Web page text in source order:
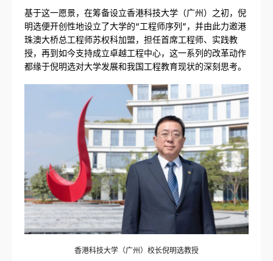
基于这一愿景，在筹备设立香港科技大学（广州）之初，倪
明选便开创性地设立了大学的“工程师序列”，并由此力邀港
珠澳大桥总工程师苏权科加盟，担任首席工程师、实践教
授，再到如今支持成立卓越工程中心，这一系列的改革动作
都缘于倪明选对大学发展和我国工程教育现状的深刻思考。
香港科技大学（广州）校长倪明选教授